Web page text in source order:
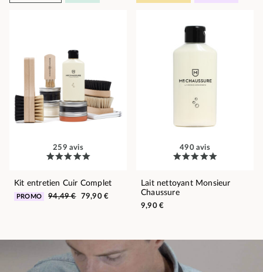
259 avis
Kit entretien Cuir Complet
PROMO 94,49 € 79,90 €
490 avis
Lait nettoyant Monsieur
Chaussure
9,90 €